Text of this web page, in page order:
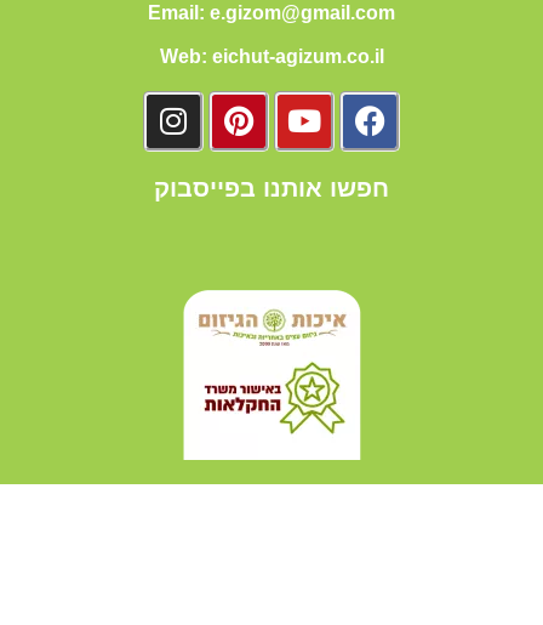
Email: e.gizom@gmail.com
Web: eichut-agizum.co.il
חפשו אותנו בפייסבוק